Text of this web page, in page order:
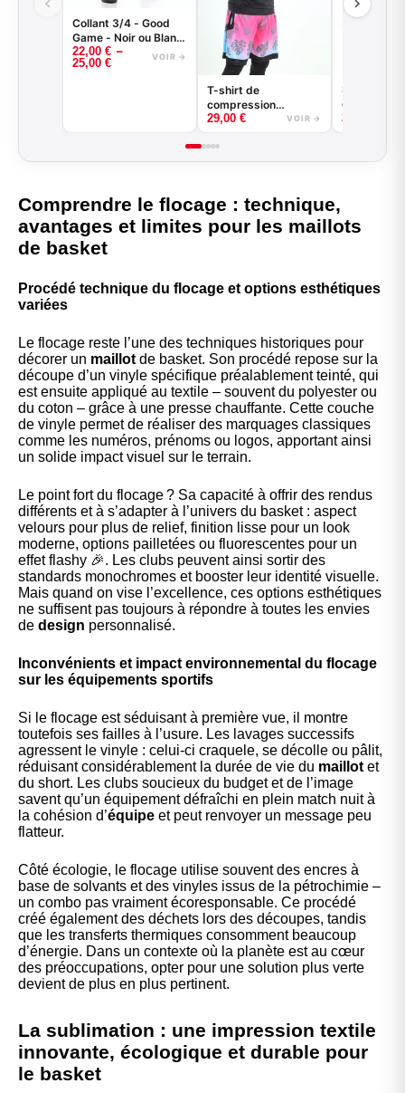
Collant 3/4 - Good
Game - Noir ou Blanc
- BASKETBALL
22,00 € –
25,00 € VOIR →
T-shirt de
compression
basketball - Good
29,00 € VOIR →
Sous-short
25,00
Comprendre le flocage : technique,
avantages et limites pour les maillots
de basket
Procédé technique du flocage et options esthétiques
variées
Le flocage reste l’une des techniques historiques pour
décorer un maillot de basket. Son procédé repose sur la
découpe d’un vinyle spécifique préalablement teinté, qui
est ensuite appliqué au textile – souvent du polyester ou
du coton – grâce à une presse chauffante. Cette couche
de vinyle permet de réaliser des marquages classiques
comme les numéros, prénoms ou logos, apportant ainsi
un solide impact visuel sur le terrain.
Le point fort du flocage ? Sa capacité à offrir des rendus
différents et à s’adapter à l’univers du basket : aspect
velours pour plus de relief, finition lisse pour un look
moderne, options pailletées ou fluorescentes pour un
effet flashy 🎉. Les clubs peuvent ainsi sortir des
standards monochromes et booster leur identité visuelle.
Mais quand on vise l’excellence, ces options esthétiques
ne suffisent pas toujours à répondre à toutes les envies
de design personnalisé.
Inconvénients et impact environnemental du flocage
sur les équipements sportifs
Si le flocage est séduisant à première vue, il montre
toutefois ses failles à l’usure. Les lavages successifs
agressent le vinyle : celui-ci craquele, se décolle ou pâlit,
réduisant considérablement la durée de vie du maillot et
du short. Les clubs soucieux du budget et de l’image
savent qu’un équipement défraîchi en plein match nuit à
la cohésion d’équipe et peut renvoyer un message peu
flatteur.
Côté écologie, le flocage utilise souvent des encres à
base de solvants et des vinyles issus de la pétrochimie –
un combo pas vraiment écoresponsable. Ce procédé
créé également des déchets lors des découpes, tandis
que les transferts thermiques consomment beaucoup
d’énergie. Dans un contexte où la planète est au cœur
des préoccupations, opter pour une solution plus verte
devient de plus en plus pertinent.
La sublimation : une impression textile
innovante, écologique et durable pour
le basket